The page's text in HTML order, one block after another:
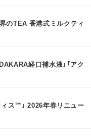
界のTEA 香港式ミルクティ
経口補水液」「アク
ィス™」 2026年春リニュー